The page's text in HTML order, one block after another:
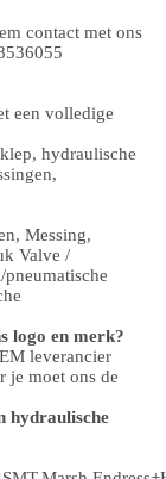
contact met ons
een volledige
hydraulische
,
, Messing,
Valve /
pneumatische
logo en merk?
leverancier
je moet ons de
hydraulische